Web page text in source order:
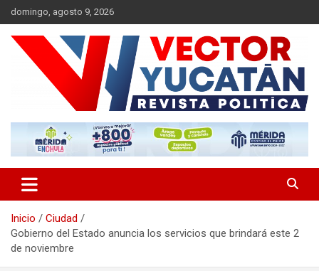
Saltar
al
contenido
domingo, agosto 9, 2026
Vector Yucatán
Inicio
Ciudad
Gobierno del Estado anuncia los servicios que brindará este 2
de noviembre